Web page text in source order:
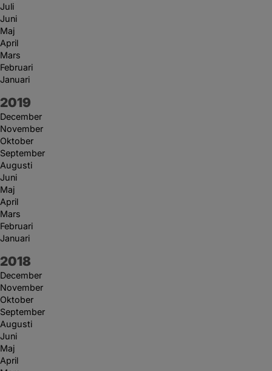
Juli
Juni
Maj
April
Mars
Februari
Januari
År:
2019
December
November
Oktober
September
Augusti
Juni
Maj
April
Mars
Februari
Januari
År:
2018
December
November
Oktober
September
Augusti
Juni
Maj
April